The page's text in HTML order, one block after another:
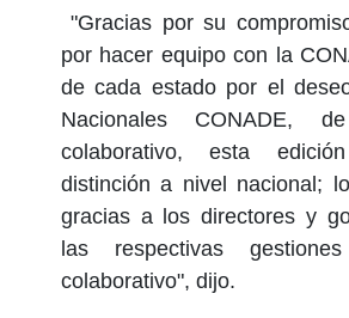
"Gracias por su
por hacer equipo con la
de cada estado por el
Nacionales CONADE,
colaborativo, esta
distinción a nivel nacional;
gracias a los directores y
las respectivas
colaborativo", dijo.